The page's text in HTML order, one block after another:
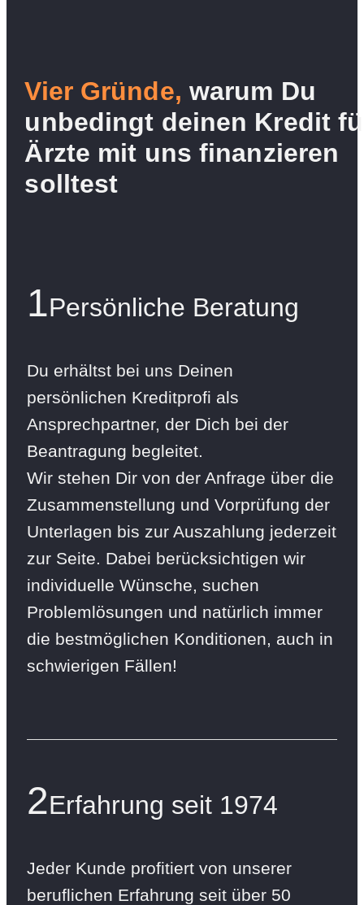
Vier Gründe, warum Du
unbedingt deinen Kredit
Ärzte mit uns finanzieren
solltest
1Persönliche Beratung
Du erhältst bei uns Deinen
persönlichen Kreditprofi als
Ansprechpartner, der Dich bei der
Beantragung begleitet.
Wir stehen Dir von der Anfrage über die
Zusammenstellung und Vorprüfung der
Unterlagen bis zur Auszahlung jederzeit
zur Seite. Dabei berücksichtigen wir
individuelle Wünsche, suchen
Problemlösungen und natürlich immer
die bestmöglichen Konditionen, auch in
schwierigen Fällen!
2Erfahrung seit 1974
Jeder Kunde profitiert von unserer
beruflichen Erfahrung seit über 50